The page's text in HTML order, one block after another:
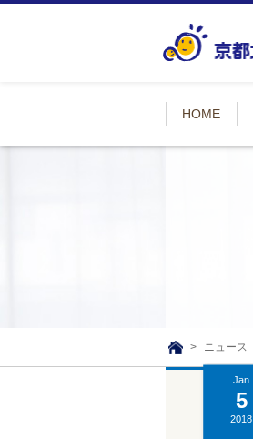
HOME
TOP
ニュース
Jan
5
2018